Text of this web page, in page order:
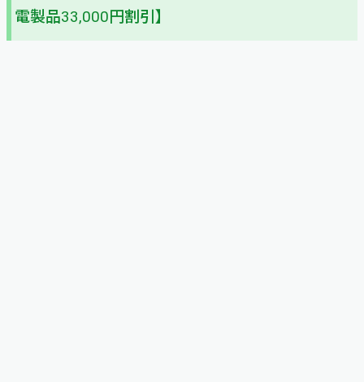
電製品33,000円割引】